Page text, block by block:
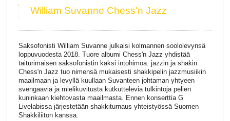
William Suvanne Chess'n Jazz
Saksofonisti William Suvanne julkaisi kolmannen soololevynsä
loppuvuodesta 2018. Tuore albumi Chess'n Jazz yhdistää
taiturimaisen saksofonistin kaksi intohimoa: jazzin ja shakin.
Chess'n Jazz tuo nimensä mukaisesti shakkipelin jazzmusiikin
maailmaan ja levyllä kuullaan Suvanteen johtaman yhtyeen
svengaavia ja mielikuvitusta kutkuttelevia tulkintoja pelien
kuninkaan kiehtovasta maailmasta. Ennen konserttia G
Livelabissa järjestetään shakkiturnaus yhteistyössä Suomen
Shakkiliiton kanssa.